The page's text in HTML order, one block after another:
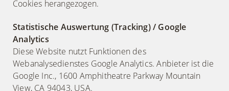
Cookies herangezogen.
Statistische Auswertung (Tracking) / Google
Analytics
Diese Website nutzt Funktionen des
Webanalysedienstes Google Analytics. Anbieter ist die
Google Inc., 1600 Amphitheatre Parkway Mountain
View, CA 94043, USA.